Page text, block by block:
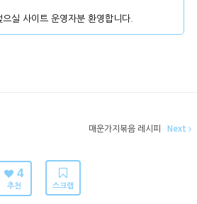
실 사이트 운영자분 환영합니다.
매운가지볶음 레시피 Next
4
추천 스크랩